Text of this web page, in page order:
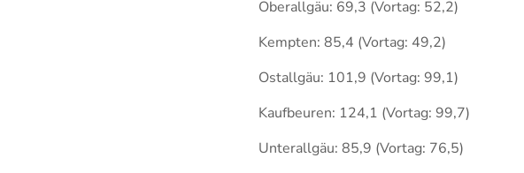
Oberallgäu: 69,3 (Vortag: 52,2)
Kempten: 85,4 (Vortag: 49,2)
Ostallgäu: 101,9 (Vortag: 99,1)
Kaufbeuren: 124,1 (Vortag: 99,7)
Unterallgäu: 85,9 (Vortag: 76,5)